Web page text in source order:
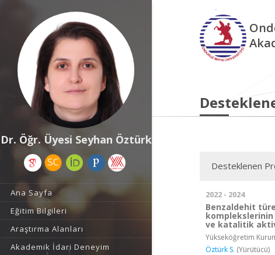
Dr. Öğr. Üyesi Seyhan Öztürk
Ana Sayfa
Eğitim Bilgileri
Araştırma Alanları
Akademik İdari Deneyim
Desteklenen
2022 - 2024
Benzaldehit
ve katalitik
Yükseköğretim
Öztürk S. (Yürütücü)